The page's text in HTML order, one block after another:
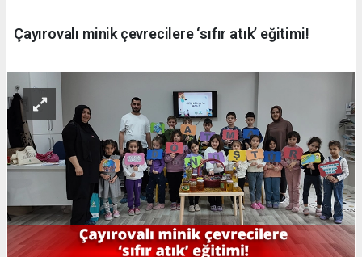
Çayırovalı minik çevrecilere ‘sıfır atık’ eğitimi!